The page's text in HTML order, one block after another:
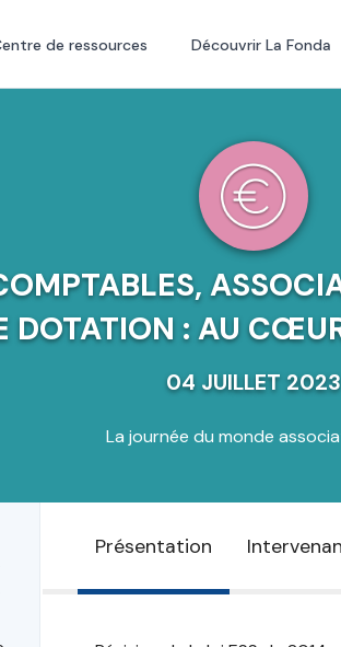
de ressources Découvrir La Fonda
DOTATION : AU
04 JUILLET 2023
La journée du monde
Présentation